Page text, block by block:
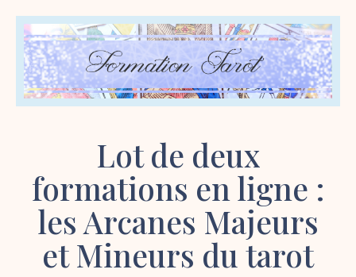
Lot de deux
formations en ligne :
les Arcanes Majeurs
et Mineurs du tarot